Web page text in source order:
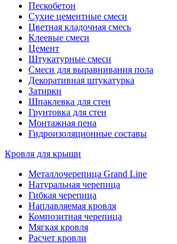
Пескобетон
Сухие цементные смеси
Цветная кладочная смесь
Клеевые смеси
Цемент
Штукатурные смеси
Смеси для выравнивания пола
Декоративная штукатурка
Затирки
Шпаклевка для стен
Грунтовка для стен
Монтажная пена
Гидроизоляционные составы
Кровля для крыши
Металлочерепица Grand Line
Натуральная черепица
Гибкая черепица
Наплавляемая кровля
Композитная черепица
Мягкая кровля
Расчет кровли